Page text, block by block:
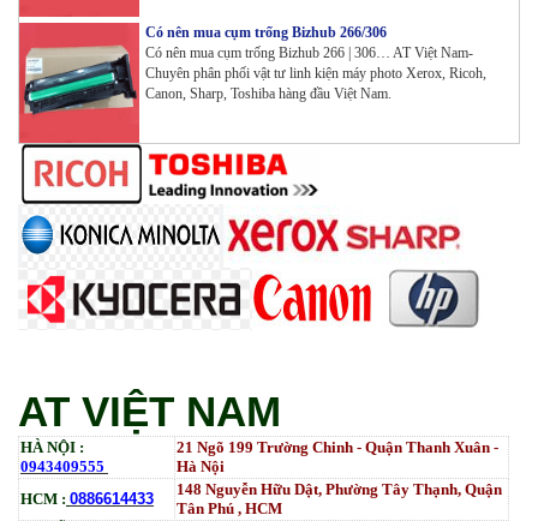
Mực ống Ricoh MP 3554 _MP 2554 | 2555 | 3054 |
3554 | 3055 | 3555 | 4054 | 5054 | 6054 | 4055 | 5055 |
6055 | IM 2500 | IM 3000 | IM 3500 | IM 4000 | IM
Tham Khảo
Mực in HP LaserJet Enterprise M610dn | M611dn |
M611x | M612dn | M612x | MFP M634 | MFP M635 |
MFP M636_W1470A (10.5K)_ Có chip_HALLOYA
Có nên mua cụm trống Bizhub 266/306
Có nên mua cụm trống Bizhub 266 | 306… AT Việt Nam-
Chuyên phân phối vật tư linh kiện máy photo Xerox, Ricoh,
Canon, Sharp, Toshiba hàng đầu Việt Nam.
AT VIỆT NAM
HÀ NỘI :
0943409555
21 Ngõ 199 Trường Chinh - Quận Thanh Xuân -
Hà Nội
HCM : 0886614433
148 Nguyễn Hữu Dật, Phường Tây Thạnh, Quận
Tân Phú , HCM